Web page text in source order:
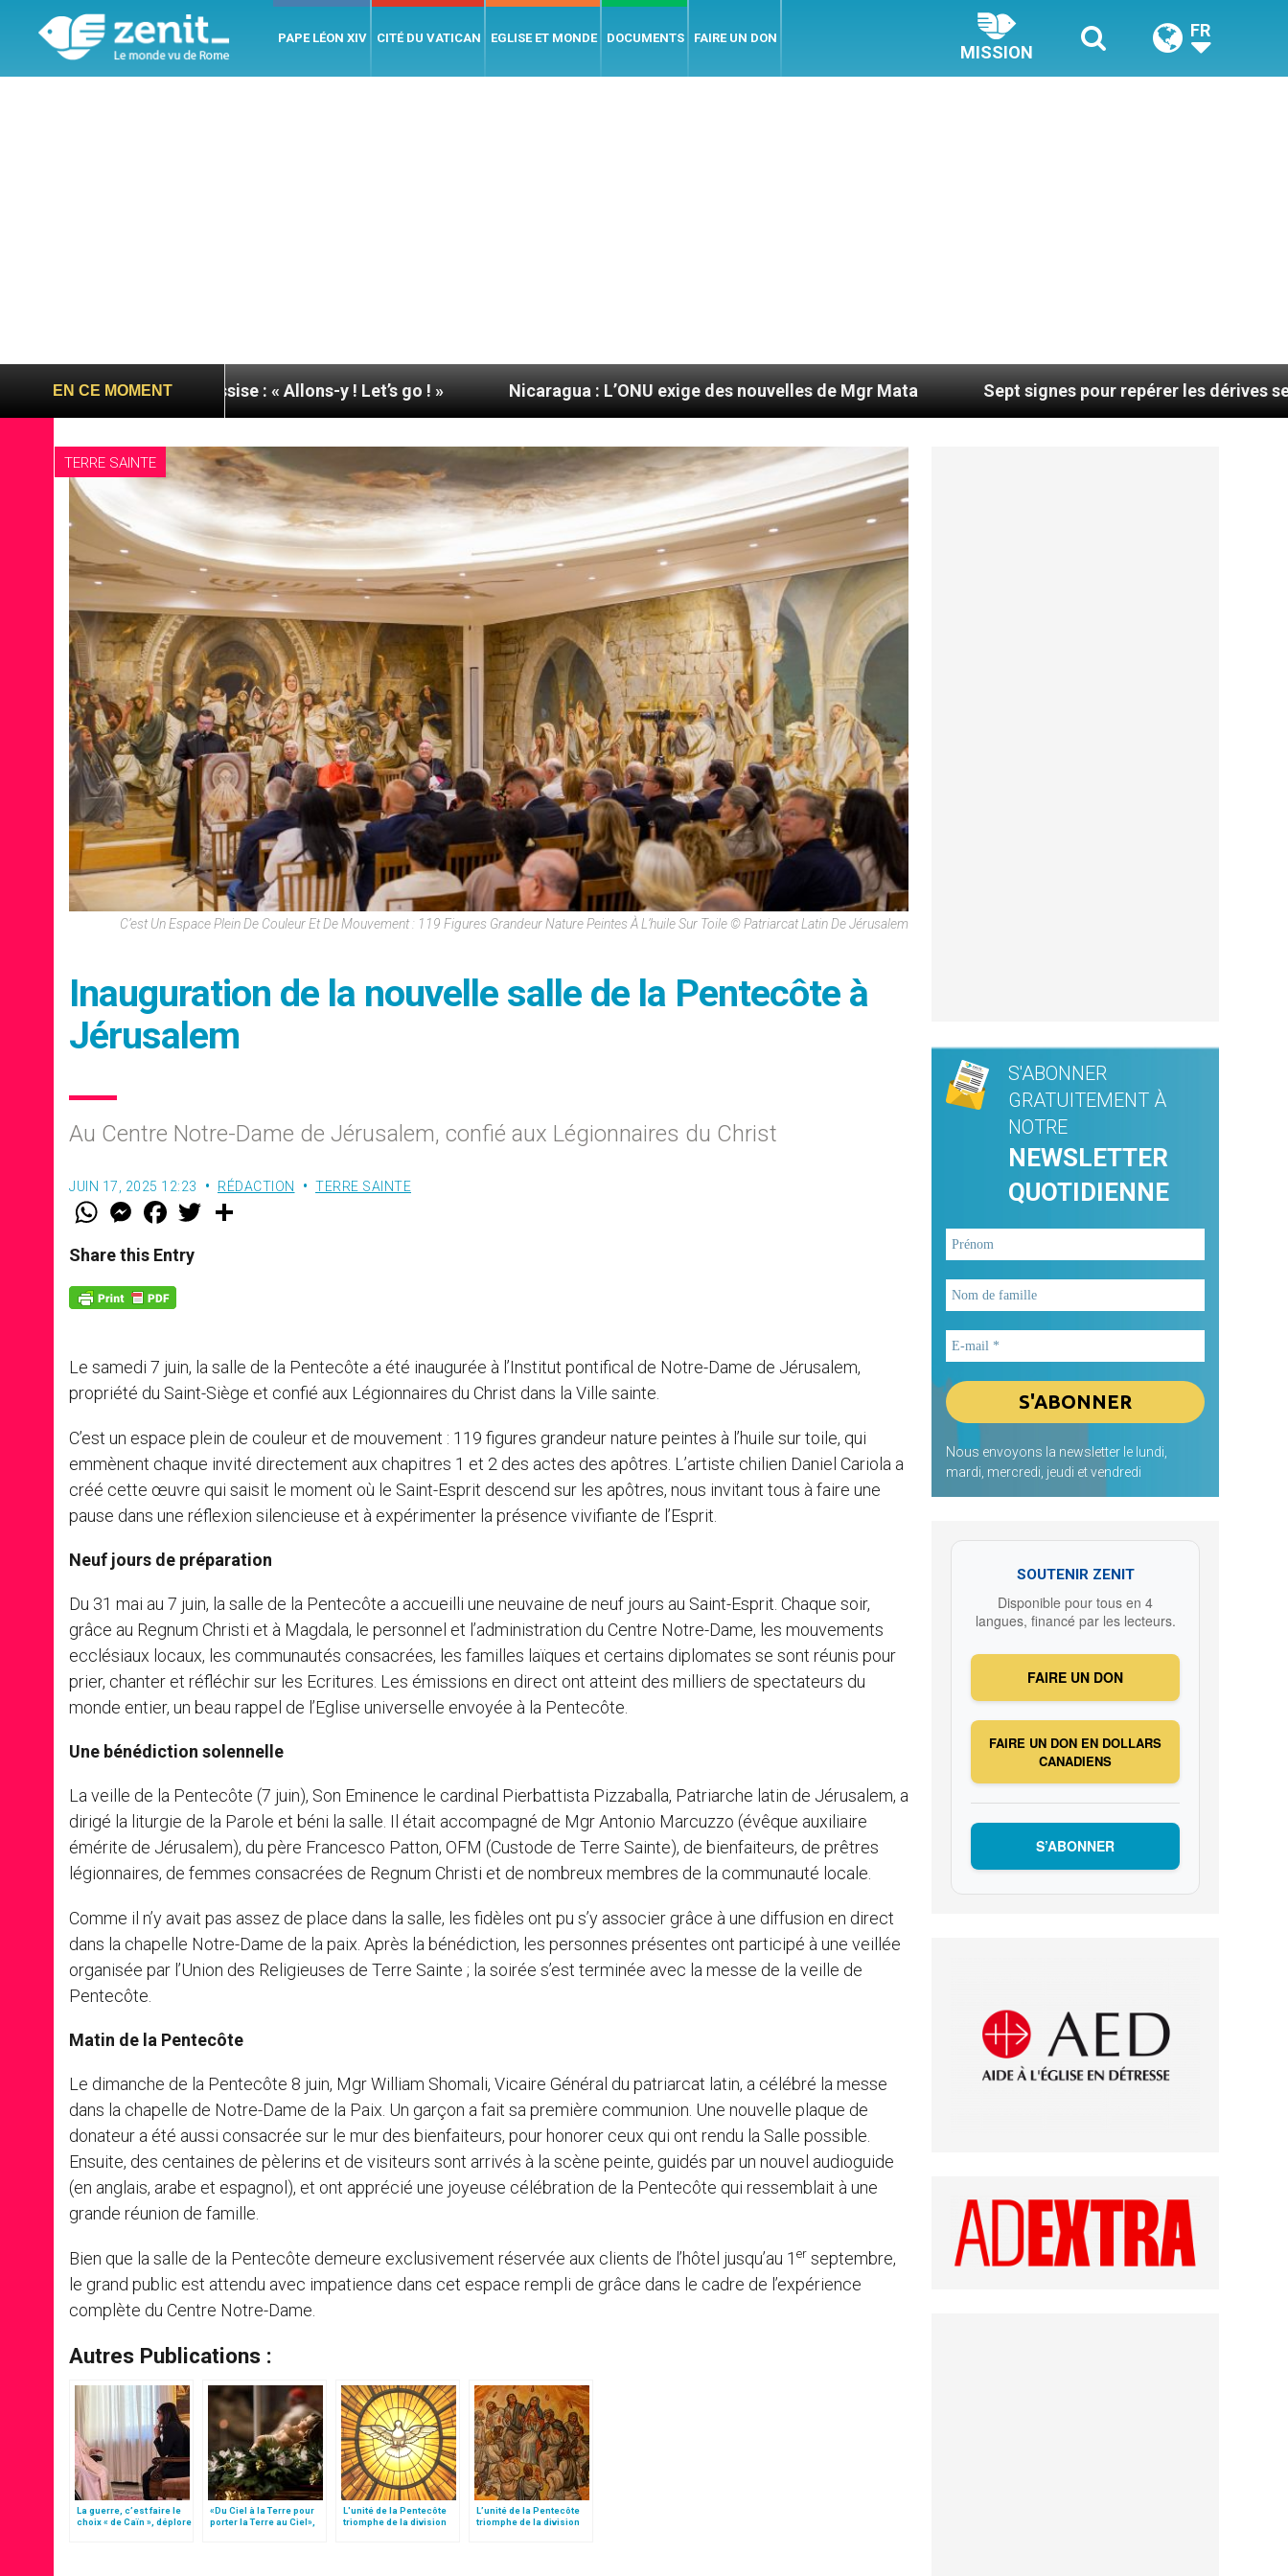
PAPE LÉON XIV CITÉ DU VATICAN EGLISE ET MONDE DOCUMENTS FAIRE UN DON
MISSION
FR
EN CE MOMENT
pape à Assise : « Allons-y ! Let’s go ! » Nicaragua : L’ONU exige des nouvelles de Mgr Mata Sept signes pour repérer les dérives sectaires du
TERRE SAINTE
C’est Un Espace Plein De Couleur Et De Mouvement : 119 Figures Grandeur Nature Peintes À L’huile Sur Toile © Patriarcat Latin De Jérusalem
Inauguration de la nouvelle salle de la Pentecôte à
Jérusalem
Au Centre Notre-Dame de Jérusalem, confié aux Légionnaires du Christ
JUIN 17, 2025 12:23 RÉDACTION TERRE SAINTE
W
t
s
p
p
M
e
s
e
g
e
F
a
e
b
o
k
w
Share this Entry
Le samedi 7 juin, la salle de la Pentecôte a été inaugurée à l’Institut pontifical de Notre-Dame de Jérusalem,
propriété du Saint-Siège et confié aux Légionnaires du Christ dans la Ville sainte.
C’est un espace plein de couleur et de mouvement : 119 figures grandeur nature peintes à l’huile sur toile, qui
emmènent chaque invité directement aux chapitres 1 et 2 des actes des apôtres. L’artiste chilien Daniel Cariola a
créé cette œuvre qui saisit le moment où le Saint-Esprit descend sur les apôtres, nous invitant tous à faire une
pause dans une réflexion silencieuse et à expérimenter la présence vivifiante de l’Esprit.
Neuf jours de préparation
Du 31 mai au 7 juin, la salle de la Pentecôte a accueilli une neuvaine de neuf jours au Saint-Esprit. Chaque soir,
grâce au Regnum Christi et à Magdala, le personnel et l’administration du Centre Notre-Dame, les mouvements
ecclésiaux locaux, les communautés consacrées, les familles laïques et certains diplomates se sont réunis pour
prier, chanter et réfléchir sur les Ecritures. Les émissions en direct ont atteint des milliers de spectateurs du
monde entier, un beau rappel de l’Eglise universelle envoyée à la Pentecôte.
Une bénédiction solennelle
La veille de la Pentecôte (7 juin), Son Eminence le cardinal Pierbattista Pizzaballa, Patriarche latin de Jérusalem, a
dirigé la liturgie de la Parole et béni la salle. Il était accompagné de Mgr Antonio Marcuzzo (évêque auxiliaire
émérite de Jérusalem), du père Francesco Patton, OFM (Custode de Terre Sainte), de bienfaiteurs, de prêtres
légionnaires, de femmes consacrées de Regnum Christi et de nombreux membres de la communauté locale.
Comme il n’y avait pas assez de place dans la salle, les fidèles ont pu s’y associer grâce à une diffusion en direct
dans la chapelle Notre-Dame de la paix. Après la bénédiction, les personnes présentes ont participé à une veillée
organisée par l’Union des Religieuses de Terre Sainte ; la soirée s’est terminée avec la messe de la veille de
Pentecôte.
Matin de la Pentecôte
Le dimanche de la Pentecôte 8 juin, Mgr William Shomali, Vicaire Général du patriarcat latin, a célébré la messe
dans la chapelle de Notre-Dame de la Paix. Un garçon a fait sa première communion. Une nouvelle plaque de
donateur a été aussi consacrée sur le mur des bienfaiteurs, pour honorer ceux qui ont rendu la Salle possible.
Ensuite, des centaines de pèlerins et de visiteurs sont arrivés à la scène peinte, guidés par un nouvel audioguide
(en anglais, arabe et espagnol), et ont apprécié une joyeuse célébration de la Pentecôte qui ressemblait à une
grande réunion de famille.
Bien que la salle de la Pentecôte demeure exclusivement réservée aux clients de l’hôtel jusqu’au 1 er septembre,
le grand public est attendu avec impatience dans cet espace rempli de grâce dans le cadre de l’expérience
complète du Centre Notre-Dame.
Autres Publications :
La guerre, c’est faire le
choix « de Caïn », déplore
«Du Ciel à la Terre pour
porter la Terre au Ciel»,
L'unité de la Pentecôte
triomphe de la division
L’unité de la Pentecôte
triomphe de la division
S'ABONNER
GRATUITEMENT À
NOTRE
NEWSLETTER
QUOTIDIENNE
Nous envoyons la newsletter le lundi,
mardi, mercredi, jeudi et vendredi
SOUTENIR ZENIT
Disponible pour tous en 4
langues, financé par les lecteurs.
FAIRE UN DON
FAIRE UN DON EN DOLLARS
CANADIENS
S’ABONNER